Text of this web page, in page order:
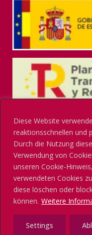
Diese Website
reaktionsschnellen und
Durch die Nutzung
Verwendung von
unseren Cookie-
verwendeten Cookies
diese löschen oder
können. Weitere
Settings